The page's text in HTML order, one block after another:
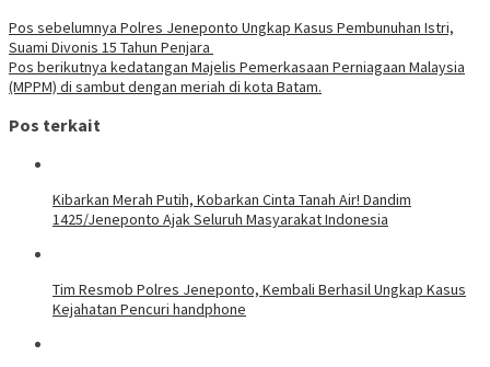
Pos sebelumnya Polres Jeneponto Ungkap Kasus Pembunuhan Istri,
Suami Divonis 15 Tahun Penjara ‎
Pos berikutnya kedatangan Majelis Pemerkasaan Perniagaan Malaysia
(MPPM) di sambut dengan meriah di kota Batam.
Pos terkait
Kibarkan Merah Putih, Kobarkan Cinta Tanah Air! Dandim
1425/Jeneponto Ajak Seluruh Masyarakat Indonesia
Tim Resmob Polres Jeneponto, Kembali Berhasil Ungkap Kasus
Kejahatan Pencuri handphone